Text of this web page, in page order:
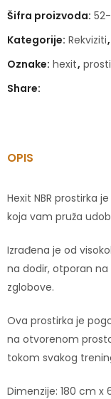
Šifra proizvoda: 52-
Kategorije: Rekviziti,
Oznake: hexit,
Share:
OPIS
Hexit NBR prostirka
koja vam pruža
Izrađena je od
na dodir, otporan na
zglobove.
Ova prostirka je
na otvorenom
tokom svakog
Dimenzije: 180 cm x